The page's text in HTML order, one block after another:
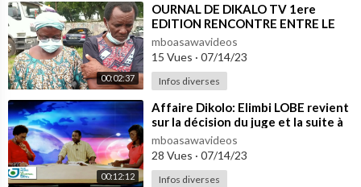
00:02:37
⁣OURNAL DE DIKALO TV 1ere
EDITION RENCONTRE ENTRE LE
CHEF ET LA DELEGATION DU
COLLECTIF
mboasawavideos
15 Vues · 07/14/23
Infos diverses
00:12:12
⁣Affaire Dikolo: Elimbi LOBE revient
sur la décision du juge et la suite à
donner à cette affaire
mboasawavideos
28 Vues · 07/14/23
Infos diverses